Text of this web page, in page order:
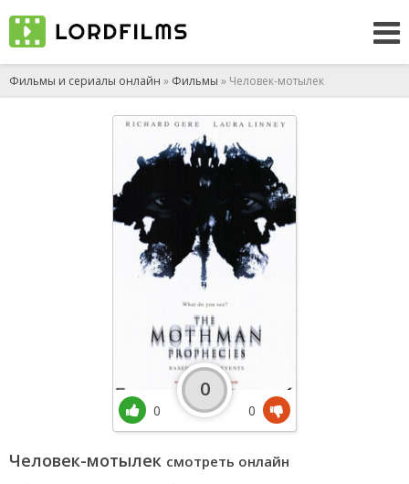
Фильмы и сериалы онлайн » Фильмы » Человек-мотылек
Человек-мотылек смотреть онлайн
0
0
0